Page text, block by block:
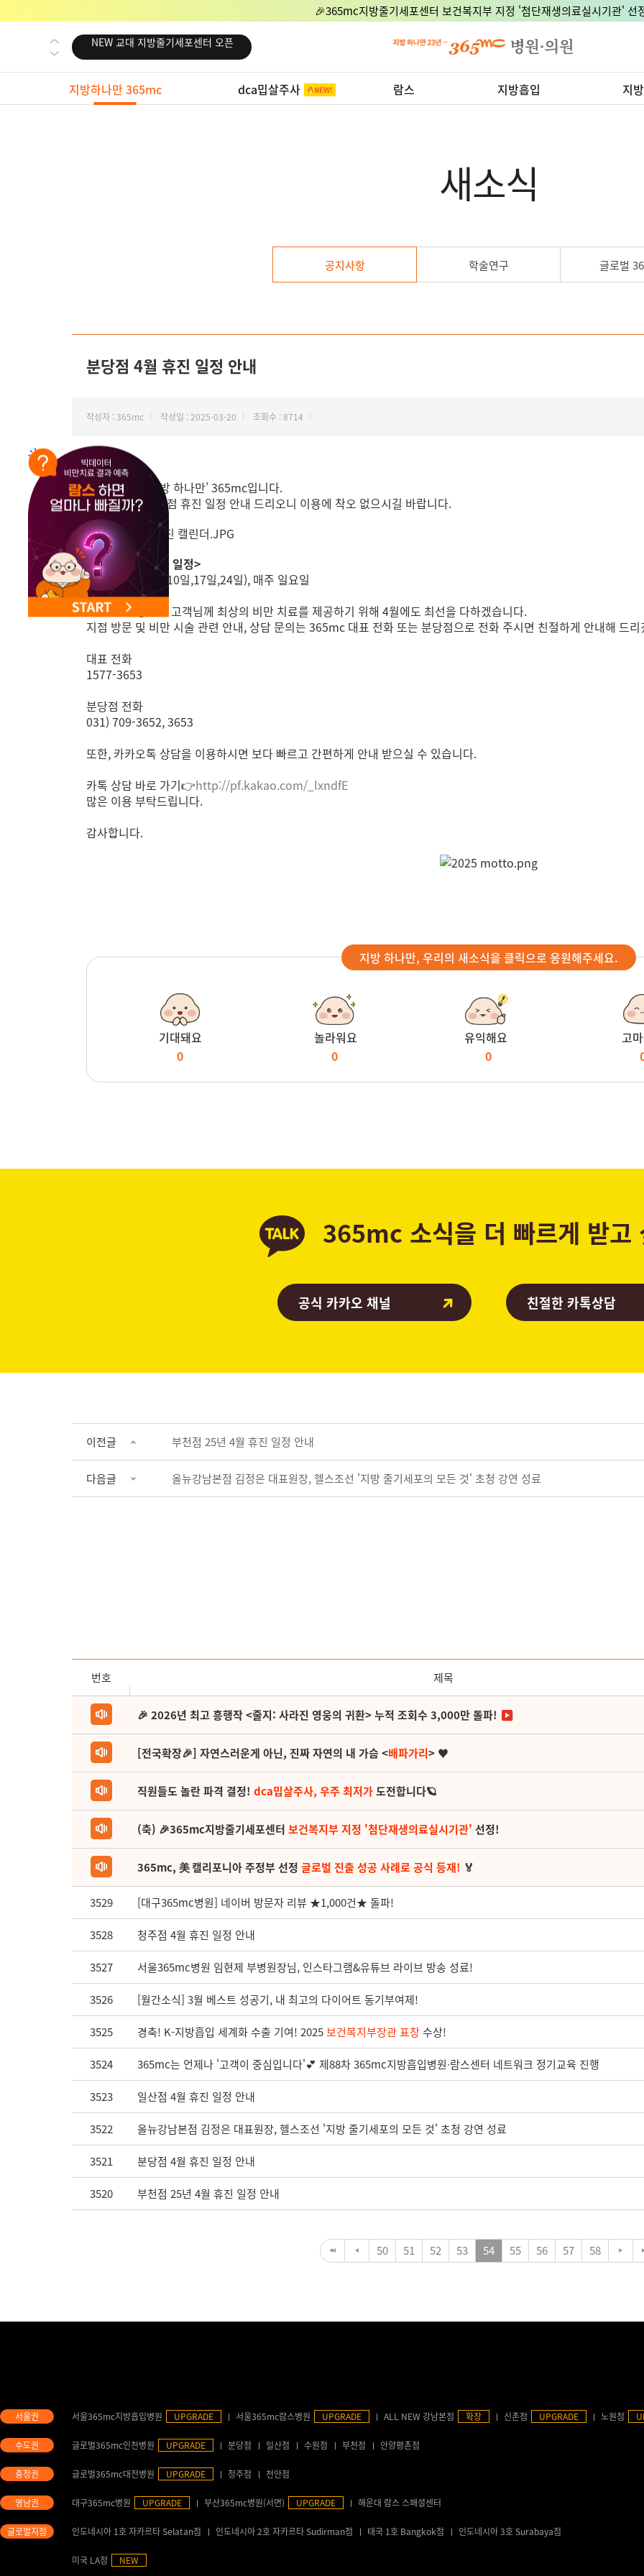
🎉365mc지방줄기세포센터 보건복지부 지정 '첨단재생의료실시기관' 선
NEW 교대 지방줄기세포센터 오픈
NEW 대전 지방줄기세포센터 오픈
NEW 노원 지방줄기세포센터 오픈
NEW 미국 LA점 오픈
지방하나만 365mc dca밉살주사 람스 지방흡입 지
새소식
공지사항 학술연구 글로벌
분당점 4월 휴진 일정 안내
작성자 : 365mc 작성일 : 2025-03-20 조회수 : 8714
안녕하세요, ‘지방 하나만’ 365mc입니다.
4월 365mc 분당점 휴진 일정 안내 드리오니 이용에 착오 없으시길 바랍니다.
<분당점 4월 휴진 일정>
매주 목요일(3일,10일,17일,24일), 매주 일요일
365mc 분당점은 고객님께 최상의 비만 치료를 제공하기 위해 4월에도 최선을 다하겠습니다.
지점 방문 및 비만 시술 관련 안내, 상담 문의는 365mc 대표 전화 또는 분당점으로 전화 주시면 친절하게 안내해 드
대표 전화
1577-3653
분당점 전화
031) 709-3652, 3653
또한, 카카오톡 상담을 이용하시면 보다 빠르고 간편하게 안내 받으실 수 있습니다.
카톡 상담 바로 가기👉http://pf.kakao.com/_lxndfE
많은 이용 부탁드립니다.
감사합니다.
지방 하나만, 우리의 새소식을 클릭으로 응원해주세요.
기대돼요
0
놀라워요
0
유익해요
0
고
365mc 소식을 더 빠르게 받고
공식 카카오 채널 친절한 카톡상담
이전글 부천점 25년 4월 휴진 일정 안내
다음글 올뉴강남본점 김정은 대표원장, 헬스조선 '지방 줄기세포의 모든 것' 초청 강연 성료
번호 제목
🎉 2026년 최고 흥행작 <줄지: 사라진 영웅의 귀환> 누적 조회수 3,000만 돌파!
[전국확장🎉] 자연스러운게 아닌, 진짜 자연의 내 가슴 <배파가리> ♥
직원들도 놀란 파격 결정! dca밉살주사, 우주 최저가도전합니다🪐
(축) 🎉365mc지방줄기세포센터 보건복지부 지정 '첨단재생의료실시기관' 선정!
365mc, 美 캘리포니아 주정부 선정 글로벌 진출 성공 사례로 공식 등재! 🏅
3529 [대구365mc병원] 네이버 방문자 리뷰 ★1,000건★ 돌파!
3528 청주점 4월 휴진 일정 안내
3527 서울365mc병원 임현제 부병원장님, 인스타그램&유튜브 라이브 방송 성료!
3526 [월간소식] 3월 베스트 성공기, 내 최고의 다이어트 동기부여제!
3525 경축! K-지방흡입 세계화 수출 기여! 2025보건복지부장관 표창수상!
3524 365mc는 언제나 '고객이 중심입니다'💕 제88차 365mc지방흡입병원∙람스센터 네트워크 정기교육 진행
3523 일산점 4월 휴진 일정 안내
3522 올뉴강남본점 김정은 대표원장, 헬스조선 '지방 줄기세포의 모든 것' 초청 강연 성료
3521 분당점 4월 휴진 일정 안내
3520 부천점 25년 4월 휴진 일정 안내
50 51 52 53 54 55 56 57 58
서울365mc지방흡입병원 UPGRADE 서울365mc람스병원 UPGRADE ALL NEW 강남본점 확장 신촌점 UPGRADE 노원점
글로벌365mc인천병원 UPGRADE 분당점 일산점 수원점 부천점 안양평촌점
글로벌365mc대전병원 UPGRADE 청주점 천안점
대구365mc병원 UPGRADE 부산365mc병원(서면) UPGRADE 해운대 람스 스페셜센터
인도네시아 1호 자카르타 Selatan점 인도네시아 2호 자카르타 Sudirman점 태국 1호 Bangkok점 인도네시아 3호 Surabaya점
미국 LA점 NEW